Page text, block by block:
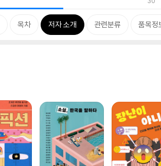
목차 저자 소개 관련분류 품목정